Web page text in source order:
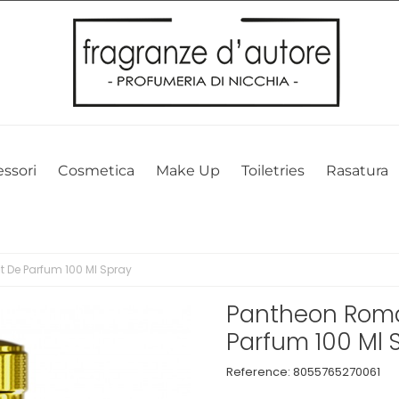
sito web. Cliccando su OK, acconsenti alla nostra politica
Cosmetica Make Up Toiletries Rasatura
Parfum 100 Ml Spray
Pantheon
Parfum 100 Ml
Reference: 8055765270061